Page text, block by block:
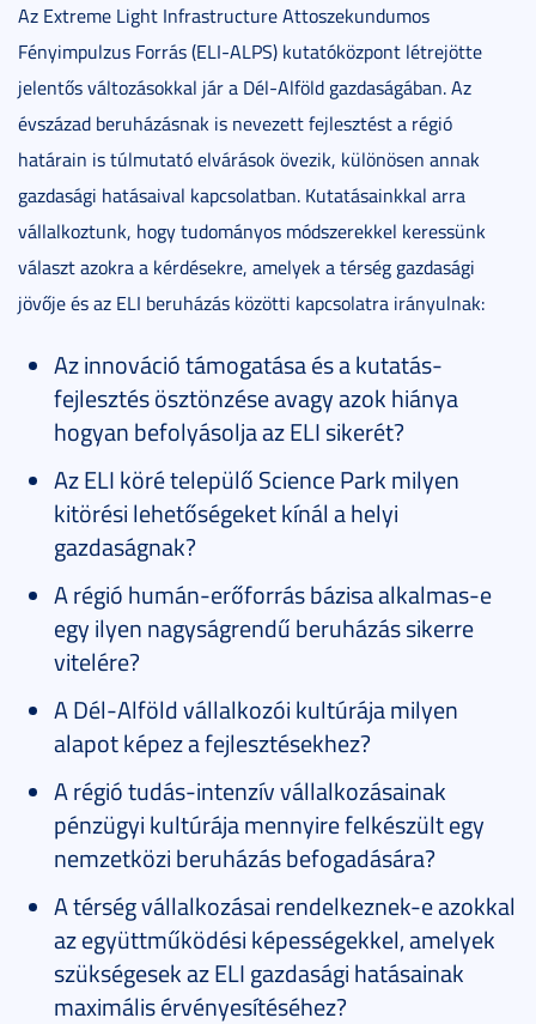
Az Extreme Light Infrastructure Attoszekundumos
Fényimpulzus Forrás (ELI-ALPS) kutatóközpont létrejötte
jelentős változásokkal jár a Dél-Alföld gazdaságában. Az
évszázad beruházásnak is nevezett fejlesztést a régió
határain is túlmutató elvárások övezik, különösen annak
gazdasági hatásaival kapcsolatban. Kutatásainkkal arra
vállalkoztunk, hogy tudományos módszerekkel keressünk
választ azokra a kérdésekre, amelyek a térség gazdasági
jövője és az ELI beruházás közötti kapcsolatra irányulnak:
Az innováció támogatása és a kutatás-
fejlesztés ösztönzése avagy azok hiánya
hogyan befolyásolja az ELI sikerét?
Az ELI köré települő Science Park milyen
kitörési lehetőségeket kínál a helyi
gazdaságnak?
A régió humán-erőforrás bázisa alkalmas-e
egy ilyen nagyságrendű beruházás sikerre
vitelére?
A Dél-Alföld vállalkozói kultúrája milyen
alapot képez a fejlesztésekhez?
A régió tudás-intenzív vállalkozásainak
pénzügyi kultúrája mennyire felkészült egy
nemzetközi beruházás befogadására?
A térség vállalkozásai rendelkeznek-e azokkal
az együttműködési képességekkel, amelyek
szükségesek az ELI gazdasági hatásainak
maximális érvényesítéséhez?